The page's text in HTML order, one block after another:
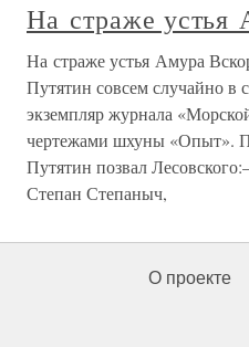
На страже устья
На страже устья Амура
Путятин совсем случайно в
экземпляр журнала
чертежами шхуны «Опыт».
Путятин позвал
Степан Степаныч,
О проекте